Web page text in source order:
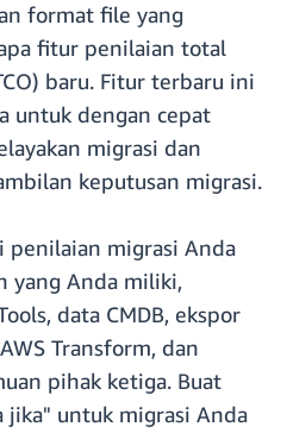
format file yang
fitur penilaian total
baru. Fitur terbaru ini
untuk dengan cepat
migrasi dan
keputusan migrasi.
penilaian migrasi Anda
yang Anda miliki,
data CMDB, ekspor
Transform, dan
pihak ketiga. Buat
jika" untuk migrasi Anda